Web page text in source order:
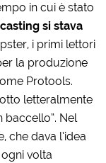
in cui è stato
si stava
i primi lettori
la produzione
Protools.
letteralmente
baccello”. Nel
che dava l’idea
volta